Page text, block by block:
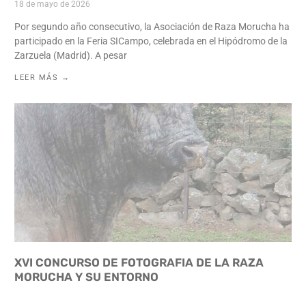
18 de mayo de 2026
Por segundo año consecutivo, la Asociación de Raza Morucha ha
participado en la Feria SICampo, celebrada en el Hipódromo de la
Zarzuela (Madrid). A pesar
LEER MÁS →
XVI CONCURSO DE FOTOGRAFIA DE LA RAZA
MORUCHA Y SU ENTORNO